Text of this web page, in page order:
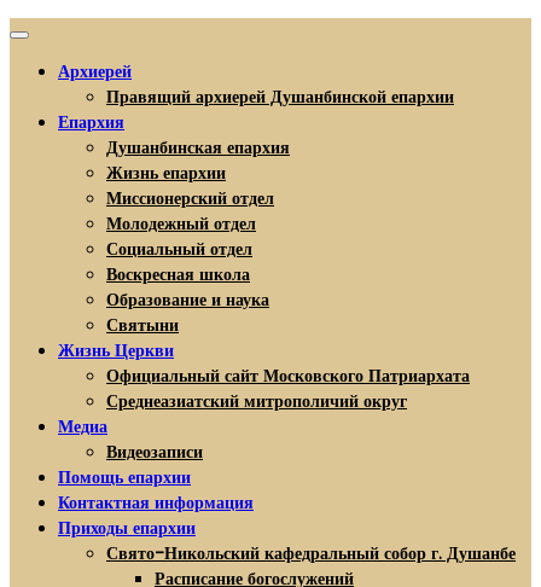
Архиерей
Правящий архиерей Душанбинской епархии
Епархия
Душанбинская епархия
Жизнь епархии
Миссионерский отдел
Молодежный отдел
Социальный отдел
Воскресная школа
Образование и наука
Святыни
Жизнь Церкви
Официальный сайт Московского Патриархата
Среднеазиатский митрополичий округ
Медиа
Видеозаписи
Помощь епархии
Контактная информация
Приходы епархии
Свято-Никольский кафедральный собор г. Душанбе
Расписание богослужений